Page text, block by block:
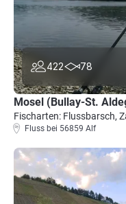
422 78
Mosel (Bullay-St.
Fischarten: Flussbarsch,
Fluss bei 56859 Alf